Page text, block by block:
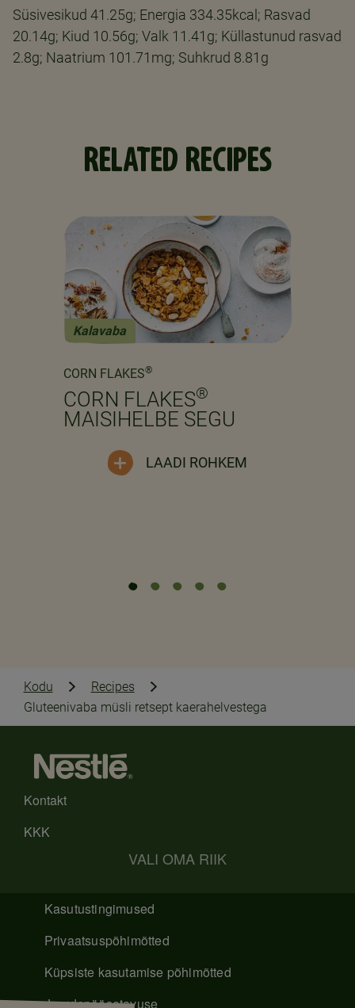
Süsivesikud 41.25g; Energia 334.35kcal; Rasvad
20.14g; Kiud 10.56g; Valk 11.41g; Küllastunud rasvad
2.8g; Naatrium 101.71mg; Suhkrud 8.81g
RELATED RECIPES
Kalavaba
CORN FLAKES®
CORN FLAKES®
MAISIHELBE SEGU
LAADI ROHKEM
Kodu
Recipes
Gluteenivaba müsli retsept kaerahelvestega
Kontakt
KKK
VALI OMA RIIK
Kasutustingimused
Privaatsuspõhimõtted
Küpsiste kasutamise põhimõtted
Juurdepääsetavuse